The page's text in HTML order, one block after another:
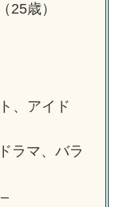
25歳）
、アイド
ラマ、バラ